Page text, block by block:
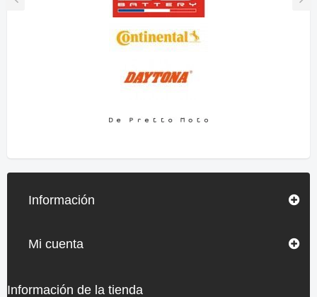
Información
Mi cuenta
Información de la tienda